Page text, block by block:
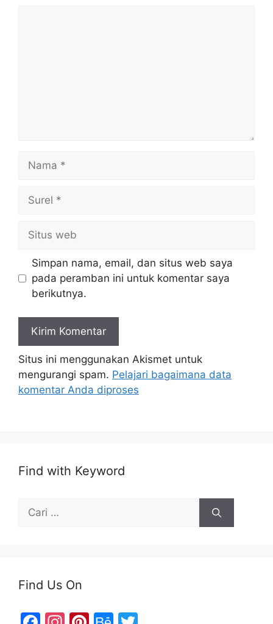
Nama
Surel
Situs
web
Simpan nama, email, dan situs web saya
pada peramban ini untuk komentar saya
berikutnya.
Situs ini menggunakan Akismet untuk
mengurangi spam. Pelajari bagaimana data
komentar Anda diproses
Find with Keyword
Cari
Find Us On